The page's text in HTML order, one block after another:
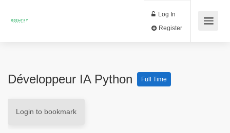
Log In
Développeur IA Python Full Time
Login to bookmark